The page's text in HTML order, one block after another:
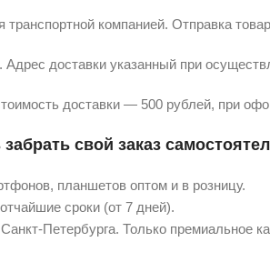
компанией. Отправка
доставки указанный при
доставки — 500 рублей, при
свой заказ
планшетов оптом и в розницу.
сроки (от 7 дней).
Петербурга. Только премиальное